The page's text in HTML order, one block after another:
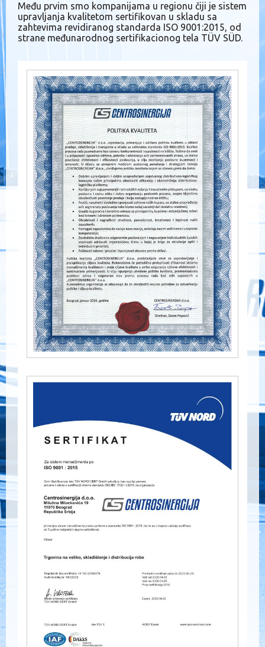
Među prvim smo kompanijama u regionu čiji je sistem
upravljanja kvalitetom sertifikovan u skladu sa
zahtevima revidiranog standarda ISO 9001:2015, od
strane međunarodnog sertifikacionog tela TÜV SÜD.